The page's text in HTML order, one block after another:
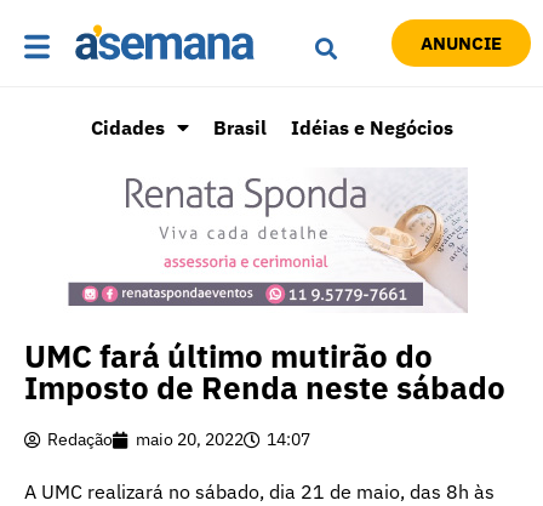
ANUNCIE
Cidades Brasil Idéias e Negócios
UMC fará último mutirão do
Imposto de Renda neste sábado
Redação maio 20, 2022 14:07
A UMC realizará no sábado, dia 21 de maio, das 8h às